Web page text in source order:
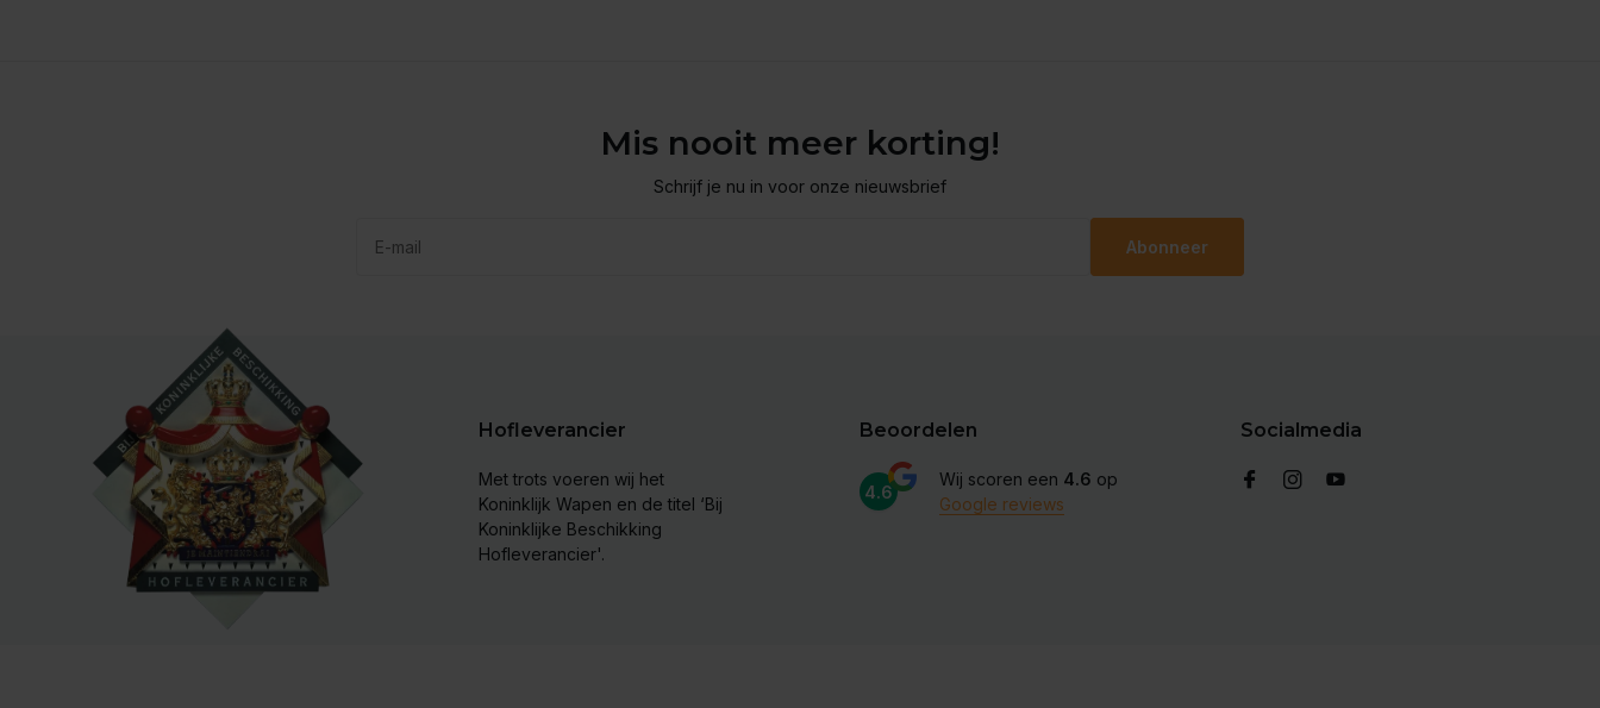
Mis nooit meer korting!
Schrijf je nu in voor onze nieuwsbrief
Abonneer
Hofleverancier
Met trots voeren wij het
Koninklijk Wapen en de titel ‘Bij
Koninklijke Beschikking
Hofleverancier'.
Beoordelen
4.6
Wij scoren een 4.6 op
Google reviews
Socialmedia